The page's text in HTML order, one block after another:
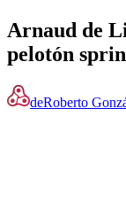
Arnaud de
pelotón
deRoberto